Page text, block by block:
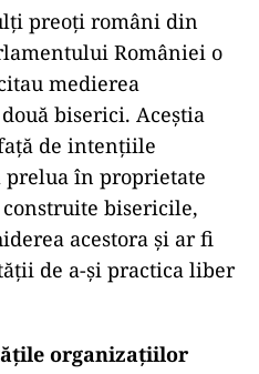
preoți români din
României o
medierea
biserici. Aceștia
de intențiile
în proprietate
bisericile,
acestora și ar fi
de a-și practica liber
organizațiilor